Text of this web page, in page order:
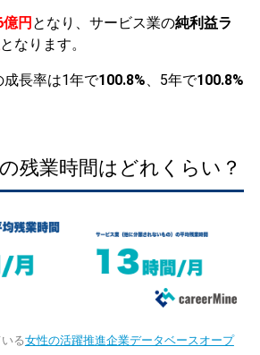
円 となり、サービス業の純利益ラ
となります。
長率は1年で100.8%、5年で100.8%
残業時間はどれくらい？
る女性の活躍推進企業データベースオープ